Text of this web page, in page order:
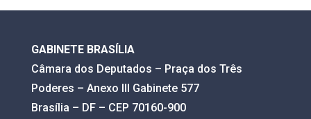
GABINETE BRASÍLIA
Câmara dos Deputados – Praça dos Três
Poderes – Anexo III Gabinete 577
Brasília – DF – CEP 70160-900